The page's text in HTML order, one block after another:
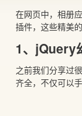
在网页中，相册
插件，这些精美
1、jQuery
之前我们分享过
齐全，不仅可以